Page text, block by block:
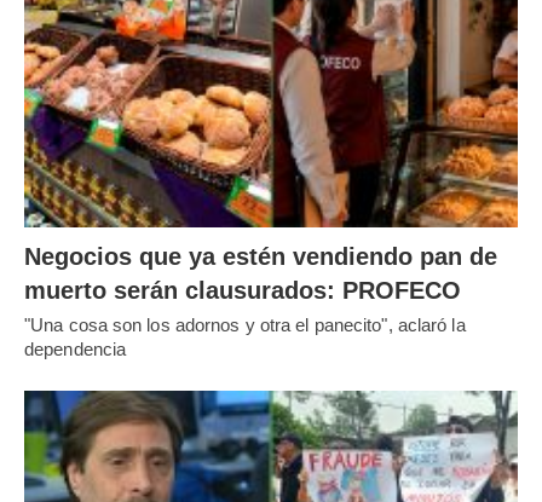
Negocios que ya estén vendiendo pan de
muerto serán clausurados: PROFECO
"Una cosa son los adornos y otra el panecito", aclaró la
dependencia